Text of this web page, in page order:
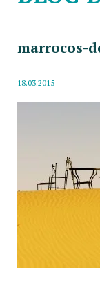
marrocos-
18.03.2015